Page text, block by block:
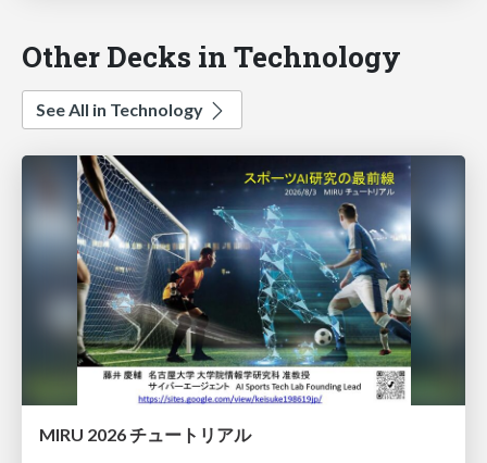
Other Decks in Technology
See All in Technology
MIRU 2026 チュートリアル